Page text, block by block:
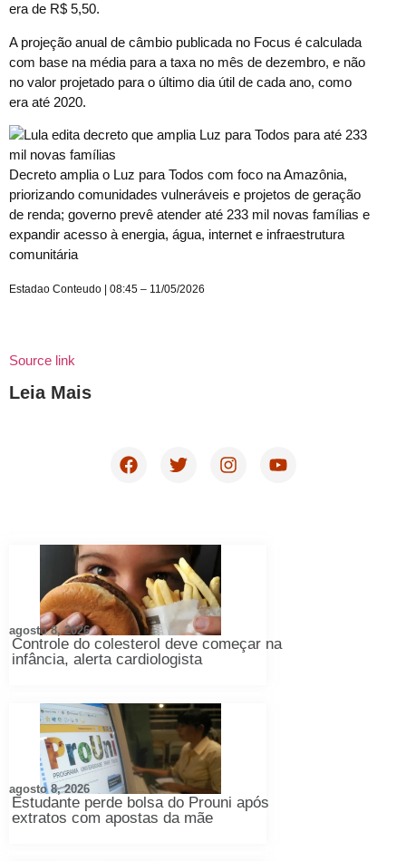
era de R$ 5,50.
A projeção anual de câmbio publicada no Focus é calculada
com base na média para a taxa no mês de dezembro, e não
no valor projetado para o último dia útil de cada ano, como
era até 2020.
Decreto amplia o Luz para Todos com foco na Amazônia,
priorizando comunidades vulneráveis e projetos de geração
de renda; governo prevê atender até 233 mil novas famílias e
expandir acesso à energia, água, internet e infraestrutura
comunitária
Estadao Conteudo | 08:45 – 11/05/2026
Source link
Leia Mais
Controle do colesterol deve começar na
infância, alerta cardiologista
agosto 8, 2026
Estudante perde bolsa do Prouni após
extratos com apostas da mãe
agosto 8, 2026